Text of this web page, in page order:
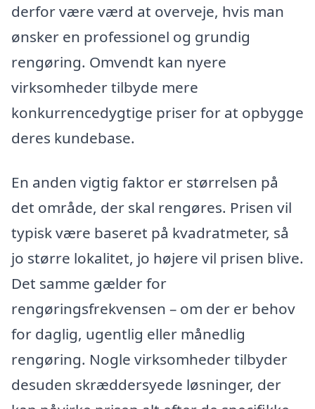
derfor være værd at overveje, hvis man
ønsker en professionel og grundig
rengøring. Omvendt kan nyere
virksomheder tilbyde mere
konkurrencedygtige priser for at opbygge
deres kundebase.
En anden vigtig faktor er størrelsen på
det område, der skal rengøres. Prisen vil
typisk være baseret på kvadratmeter, så
jo større lokalitet, jo højere vil prisen blive.
Det samme gælder for
rengøringsfrekvensen – om der er behov
for daglig, ugentlig eller månedlig
rengøring. Nogle virksomheder tilbyder
desuden skræddersyede løsninger, der